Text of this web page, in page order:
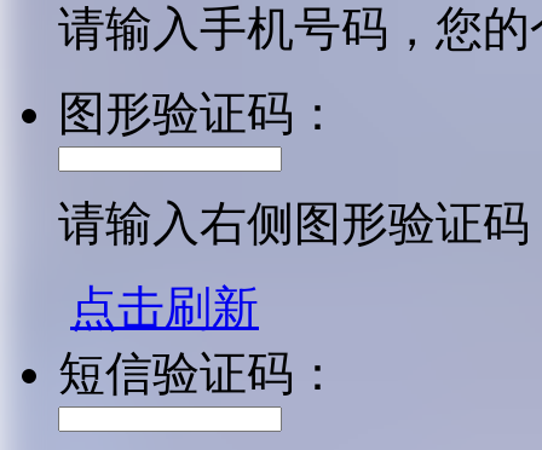
请输入手机号码，您
图形验证码：
请输入右侧图形验证码
点击刷新
短信验证码：